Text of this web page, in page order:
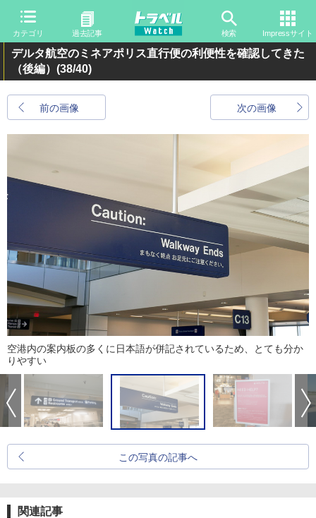
カテゴリ 過去記事 検索 Impressサイト
デルタ航空のミネアポリス直行便の利便性を確認してきた
（後編） (38/40)
前の画像 次の画像
空港内の案内板の多くに日本語が併記されているため、とても分か
りやすい
この写真の記事へ
関連記事